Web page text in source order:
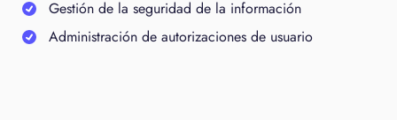
Gestión de la seguridad de la información
Administración de autorizaciones de usuario